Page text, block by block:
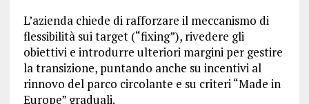
L’azienda chiede di rafforzare il meccanismo di
flessibilità sui target (“fixing”), rivedere gli
obiettivi e introdurre ulteriori margini per gestire
la transizione, puntando anche su incentivi al
rinnovo del parco circolante e su criteri “Made in
Europe” graduali.